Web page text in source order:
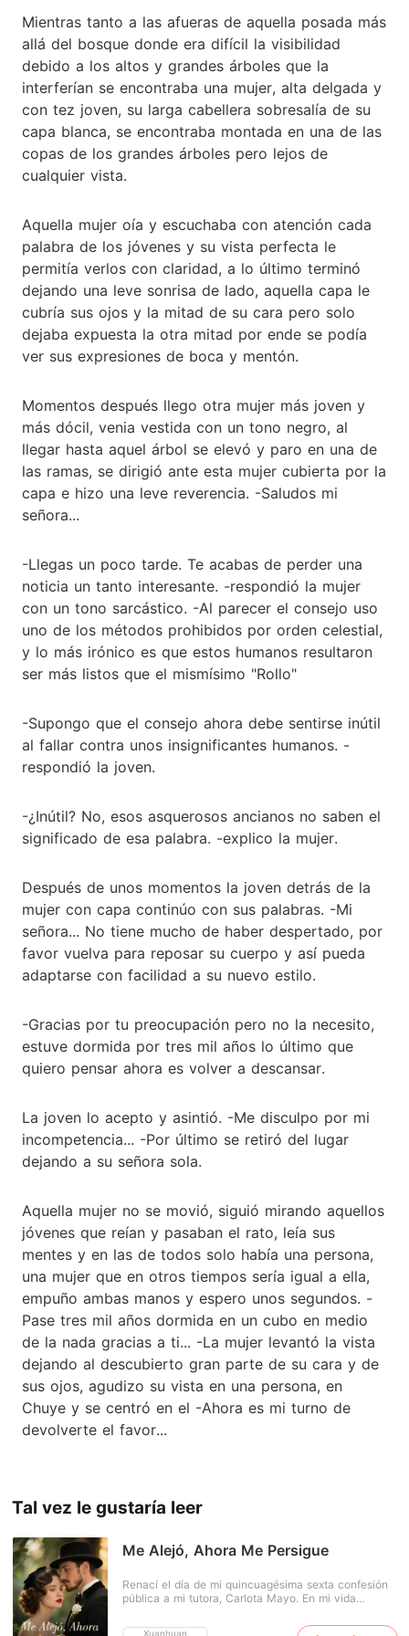
Mientras tanto a las afueras de aquella posada más
allá del bosque donde era difícil la visibilidad
debido a los altos y grandes árboles que la
interferían se encontraba una mujer, alta delgada y
con tez joven, su larga cabellera sobresalía de su
capa blanca, se encontraba montada en una de las
copas de los grandes árboles pero lejos de
cualquier vista.
Aquella mujer oía y escuchaba con atención cada
palabra de los jóvenes y su vista perfecta le
permitía verlos con claridad, a lo último terminó
dejando una leve sonrisa de lado, aquella capa le
cubría sus ojos y la mitad de su cara pero solo
dejaba expuesta la otra mitad por ende se podía
ver sus expresiones de boca y mentón.
Momentos después llego otra mujer más joven y
más dócil, venia vestida con un tono negro, al
llegar hasta aquel árbol se elevó y paro en una de
las ramas, se dirigió ante esta mujer cubierta por la
capa e hizo una leve reverencia. -Saludos mi
señora...
-Llegas un poco tarde. Te acabas de perder una
noticia un tanto interesante. -respondió la mujer
con un tono sarcástico. -Al parecer el consejo uso
uno de los métodos prohibidos por orden celestial,
y lo más irónico es que estos humanos resultaron
ser más listos que el mismísimo "Rollo"
-Supongo que el consejo ahora debe sentirse inútil
al fallar contra unos insignificantes humanos. -
respondió la joven.
-¿Inútil? No, esos asquerosos ancianos no saben el
significado de esa palabra. -explico la mujer.
Después de unos momentos la joven detrás de la
mujer con capa continúo con sus palabras. -Mi
señora... No tiene mucho de haber despertado, por
favor vuelva para reposar su cuerpo y así pueda
adaptarse con facilidad a su nuevo estilo.
-Gracias por tu preocupación pero no la necesito,
estuve dormida por tres mil años lo último que
quiero pensar ahora es volver a descansar.
La joven lo acepto y asintió. -Me disculpo por mi
incompetencia... -Por último se retiró del lugar
dejando a su señora sola.
Aquella mujer no se movió, siguió mirando aquellos
jóvenes que reían y pasaban el rato, leía sus
mentes y en las de todos solo había una persona,
una mujer que en otros tiempos sería igual a ella,
empuño ambas manos y espero unos segundos. -
Pase tres mil años dormida en un cubo en medio
de la nada gracias a ti... -La mujer levantó la vista
dejando al descubierto gran parte de su cara y de
sus ojos, agudizo su vista en una persona, en
Chuye y se centró en el -Ahora es mi turno de
devolverte el favor...
Tal vez le gustaría leer
Me Alejó, Ahora Me Persigue
Xuanhuan
Renací el día de mi quincuagésima sexta confesión
pública a mi tutora, Carlota Mayo. En mi vida
un matrimonio miserable y a su muerte mientras me